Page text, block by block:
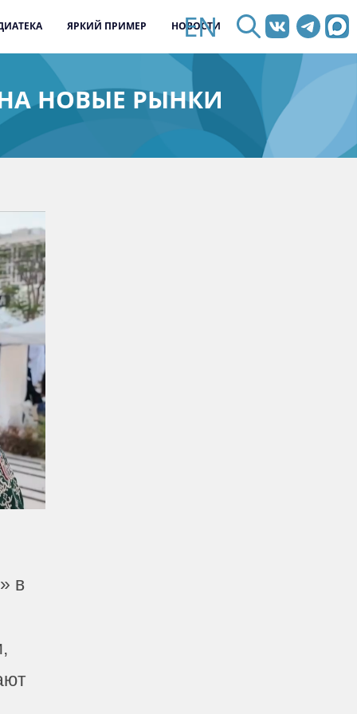
ЯРКИЙ ПРИМЕР НОВОСТИ
EN
НОВЫЕ РЫНКИ
в